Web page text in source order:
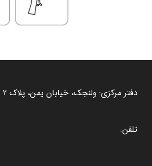
دفتر مرکزی: ولنجک، خیابان یمن، پلاک 2
تلفن: